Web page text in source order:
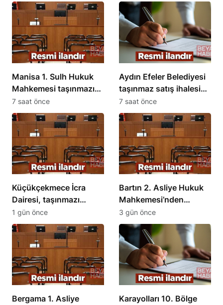
Manisa 1. Sulh Hukuk
Mahkemesi taşınmazı
satışa çıkardı
7 saat önce
Aydın Efeler Belediyesi
taşınmaz satış ihalesi
açtı
7 saat önce
Küçükçekmece İcra
Dairesi, taşınmazı
satışa çıkardı
1 gün önce
Bartın 2. Asliye Hukuk
Mahkemesi’nden
Kamulaştırma Davası
Kararı
3 gün önce
Bergama 1. Asliye
Karayolları 10. Bölge